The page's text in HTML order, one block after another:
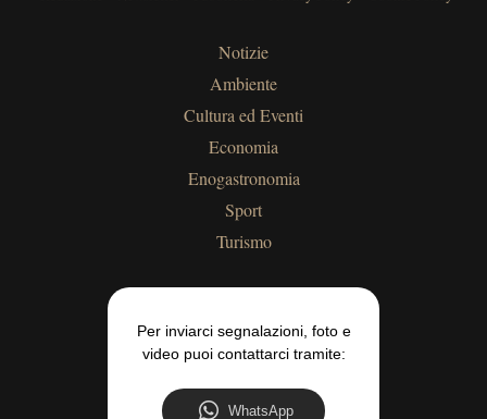
Notizie
Ambiente
Cultura ed Eventi
Economia
Enogastronomia
Sport
Turismo
Per inviarci segnalazioni, foto e
video puoi contattarci tramite:
WhatsApp